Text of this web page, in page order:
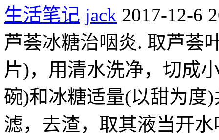
生活笔记 jack 2017-12-6
芦荟冰糖治咽炎. 取芦荟
片)，用清水洗净，切成
碗)和冰糖适量(以甜为度
滤，去渣，取其液当开